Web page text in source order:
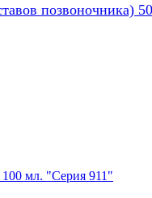
позвоночника)